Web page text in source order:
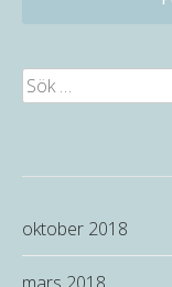
Sök
efter:
oktober 2018
mars 2018